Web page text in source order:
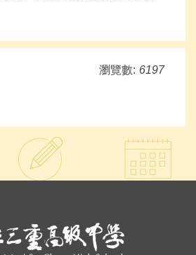
瀏覽數: 6197